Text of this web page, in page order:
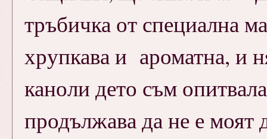
тръбичка от специална
хрупкава и ароматна, и
каноли дето съм
продължава да не е моят